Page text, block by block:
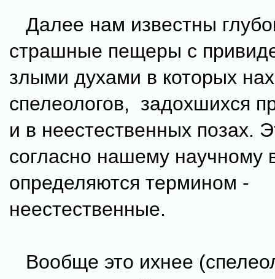
Далее нам известны
страшные пещеры с
злыми духами в которых
спелеологов, задохшихся
и в неестественных позах.
согласно нашему научному
определяются термином -
неестественные.
Вообще это ихнее